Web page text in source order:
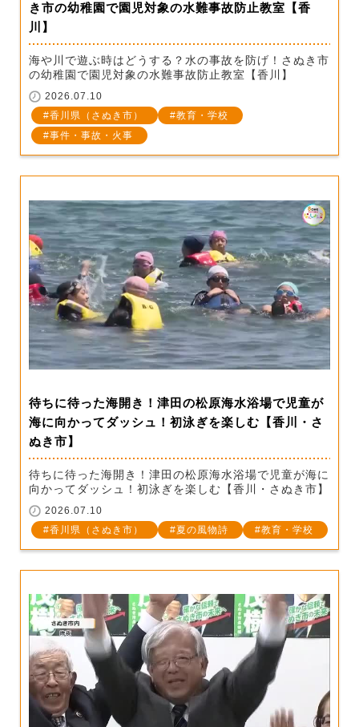
き市の幼稚園で園児対象の水難事故防止教室【香
川】
海や川で遊ぶ時はどうする？水の事故を防げ！さぬき市
の幼稚園で園児対象の水難事故防止教室【香川】
2026.07.10
香川県（さぬき市）
教育・学校
事件・事故・火事
待ちに待った海開き！津田の松原海水浴場で児童が
海に向かってダッシュ！初泳ぎを楽しむ【香川・さ
ぬき市】
待ちに待った海開き！津田の松原海水浴場で児童が海に
向かってダッシュ！初泳ぎを楽しむ【香川・さぬき市】
2026.07.10
香川県（さぬき市）
夏の風物詩 教育・学校